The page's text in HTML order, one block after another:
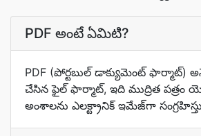
PDF అంటే ఏమిటి?
PDF (పోర్టబుల్ డాక్యుమెంట్ ఫార్మాట్)
చేసిన ఫైల్ ఫార్మాట్, ఇది ముద్రిత పత్రం
అంశాలను ఎలక్ట్రానిక్ ఇమేజ్‌గా